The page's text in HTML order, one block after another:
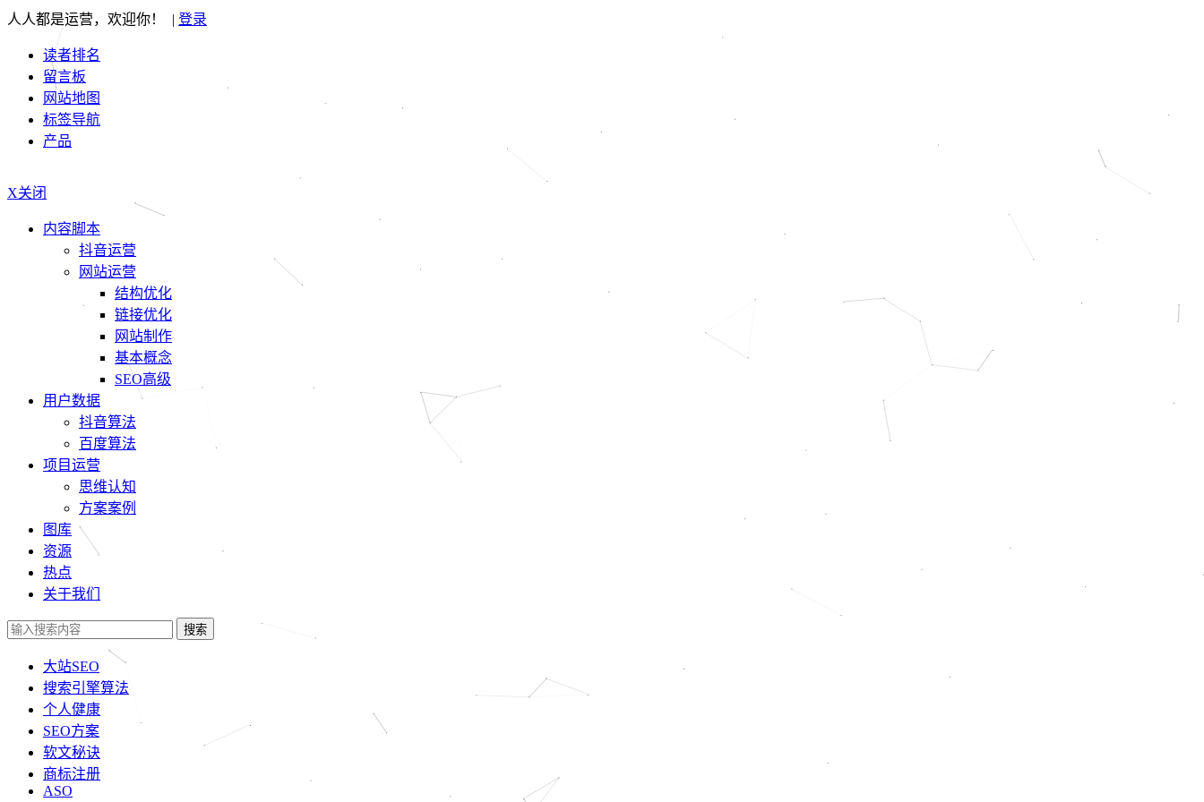
人人都是运营，欢迎你！ | 登录
读者排名
留言板
网站地图
标签导航
产品
X关闭
内容脚本
抖音运营
网站运营
结构优化
链接优化
网站制作
基本概念
SEO高级
用户数据
抖音算法
百度算法
项目运营
思维认知
方案案例
图库
资源
热点
关于我们
搜索
大站SEO
搜索引擎算法
个人健康
SEO方案
软文秘诀
商标注册
ASO